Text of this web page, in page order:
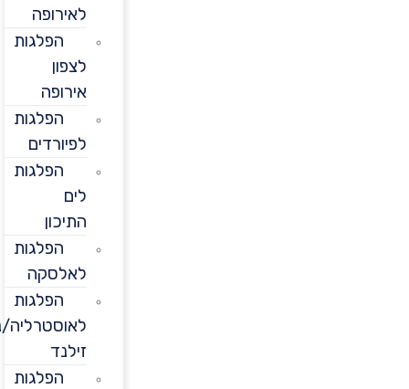
לאירופה
הפלגות
אירופה
הפלגות
לפיורדים
הפלגות
התיכון
הפלגות
לאלסקה
הפלגות
לאוסטרליה/ניו
הפלגות